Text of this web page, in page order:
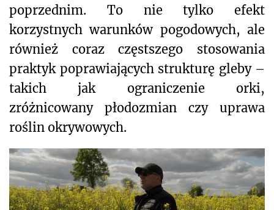
poprzednim. To nie tylko efekt
korzystnych warunków pogodowych, ale
również coraz częstszego stosowania
praktyk poprawiających strukturę gleby –
takich jak ograniczenie orki,
zróżnicowany płodozmian czy uprawa
roślin okrywowych.